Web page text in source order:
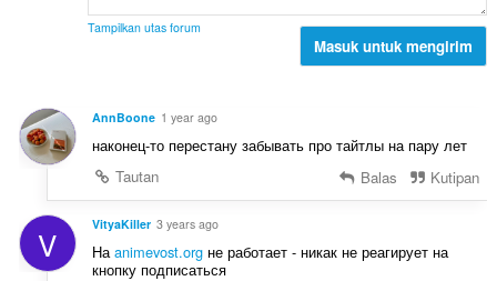
:
a
:
l
d
p
t
:
Tampilkan utas forum
Masuk untuk mengirim
AnnBoone 1 year ago
наконец-то перестану забывать про тайтлы на пару лет
Tautan
Balas Kutipan
V VityaKiller 3 years ago
Наanimevost.orgне работает - никак не реагирует на
кнопку подписаться